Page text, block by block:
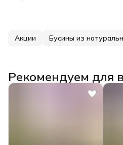
Акции Бусины из
Рекомендуем для